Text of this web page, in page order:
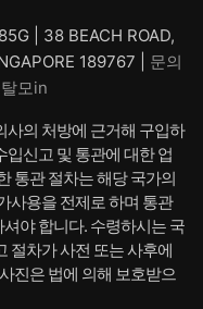
| 38 BEACH ROAD,
189767 | 문의
탈모in
사의 처방에 근거해 구입하
신고 및 통관에 대한 업
통관 절차는 해당 국가의
사용을 전제로 하며 통관
야 합니다. 수령하시는 국
절차가 사전 또는 사후에
진은 법에 의해 보호받으